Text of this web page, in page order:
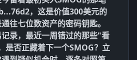
，这是价值300美元的
往七位数资产的密码钥匙。
录，最近一周错过的那些"看
是否正藏着下一个SMOG？立